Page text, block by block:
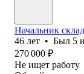
Начальник
46 лет • Был 5
270 000 ₽
Не ищет работу